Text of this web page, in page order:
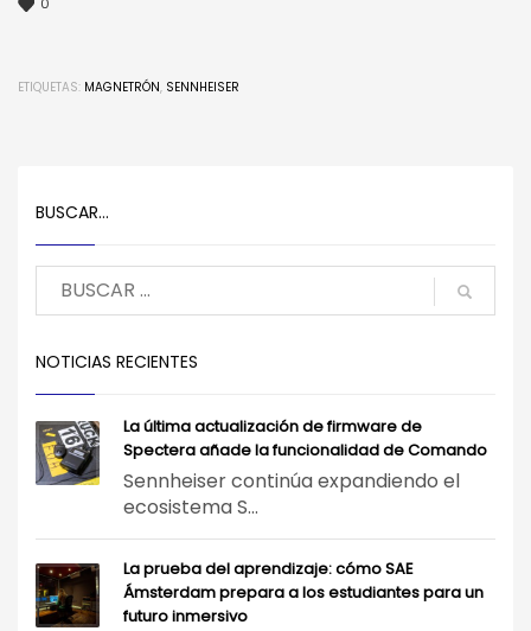
ETIQUETAS: MAGNETRÓN, SENNHEISER
BUSCAR…
NOTICIAS RECIENTES
La última actualización de firmware de
Spectera añade la funcionalidad de Comando
Sennheiser continúa expandiendo el
ecosistema S...
La prueba del aprendizaje: cómo SAE
Ámsterdam prepara a los estudiantes para un
futuro inmersivo